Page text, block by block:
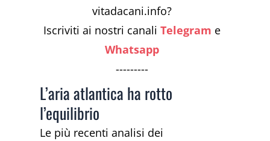
vitadacani.info?
Iscriviti ai nostri canaliTelegram e
Whatsapp
---------
L’aria atlantica ha rotto
l’equilibrio
Le più recenti analisi dei